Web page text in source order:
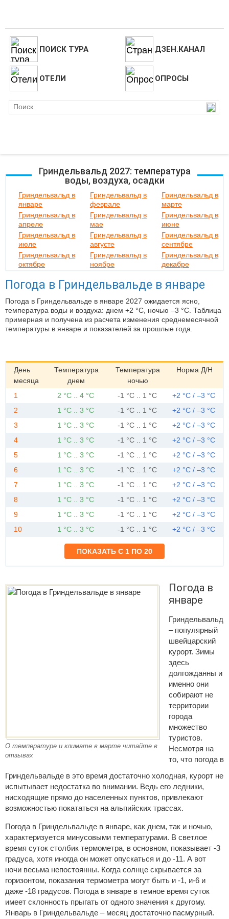
ПОИСК ТУРА ДЗЕН.КАНАЛ
ОТЕЛИ ОПРОСЫ
Гриндельвальд 2027: температура
воды, воздуха, осадки
Гриндельвальд в
январе
Гриндельвальд в
феврале
Гриндельвальд в
марте
Гриндельвальд в
апреле
Гриндельвальд в
мае
Гриндельвальд в
июне
Гриндельвальд в
июле
Гриндельвальд в
августе
Гриндельвальд в
сентябре
Гриндельвальд в
октябре
Гриндельвальд в
ноябре
Гриндельвальд в
декабре
Погода в Гриндельвальде в январе
Погода в Гриндельвальде в январе 2027 ожидается ясно,
температура воды и воздуха: днем +2 °C, ночью –3 °C. Таблица
примерная и получена из расчета изменения среднемесячной
температуры в январе и показателей за прошлые года.
День
месяца
Температура
днем
Температура
ночью
Норма Д/Н
1 2 °C .. 4 °C -1 °C .. 1 °C
+2 °C / –3 °C
2
1 °C .. 3 °C -1 °C .. 1 °C
+2 °C / –3 °C
3
1 °C .. 3 °C -1 °C .. 1 °C
+2 °C / –3 °C
4
1 °C .. 3 °C -1 °C .. 1 °C
+2 °C / –3 °C
5
1 °C .. 3 °C -1 °C .. 1 °C
+2 °C / –3 °C
6
1 °C .. 3 °C -1 °C .. 1 °C
+2 °C / –3 °C
7
1 °C .. 3 °C -1 °C .. 1 °C
+2 °C / –3 °C
8
1 °C .. 3 °C -1 °C .. 1 °C
+2 °C / –3 °C
9
1 °C .. 3 °C -1 °C .. 1 °C
+2 °C / –3 °C
10
1 °C .. 3 °C -1 °C .. 1 °C +2 °C / –3 °C
О температуре и климате в марте читайте в
отзывах
Погода в
январе
Гриндельвальд
– популярный
швейцарский
курорт. Зимы
здесь
долгожданны и
именно они
собирают не
территории
города
множество
туристов.
Несмотря на
то, что погода в
Гриндельвальде в это время достаточно холодная, курорт не
испытывает недостатка во внимании. Ведь его ледники,
нисходящие прямо до населенных пунктов, привлекают
возможностью покататься на альпийских трассах.
Погода в Гриндельвальде в январе, как днем, так и ночью,
характеризуется минусовыми температурами. В светлое
время суток столбик термометра, в основном, показывает -3
градуса, хотя иногда он может опускаться и до -11. А вот
ночи весьма непостоянны. Когда солнце скрывается за
горизонтом, показания термометра могут быть и -1, и-6 и
даже -18 градусов. Погода в январе в темное время суток
имеет склонность прыгать от одного значения к другому.
Январь в Гриндельвальде – месяц достаточно пасмурный.